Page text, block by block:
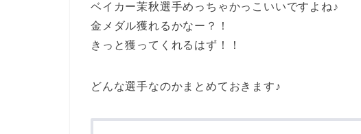
ベイカー茉秋選手めっちゃかっこいいですよね♪
金メダル獲れるかなー？！
きっと獲ってくれるはず！！
どんな選手なのかまとめておきます♪